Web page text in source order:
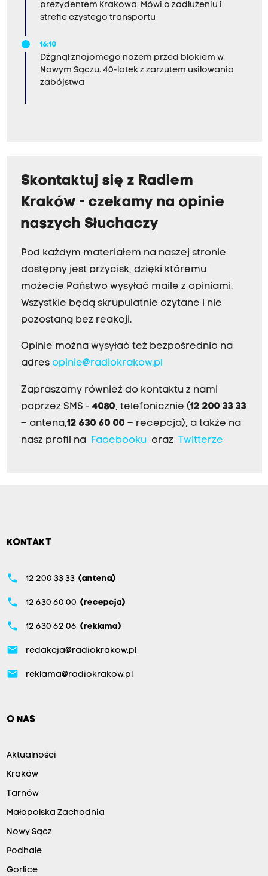
prezydentem Krakowa. Mówi o zadłużeniu i
strefie czystego transportu
16:10
Dźgnął znajomego nożem przed blokiem w
Nowym Sączu. 40-latek z zarzutem usiłowania
zabójstwa
Skontaktuj się z Radiem
Kraków - czekamy na opinie
naszych Słuchaczy
Pod każdym materiałem na naszej stronie
dostępny jest przycisk, dzięki któremu
możecie Państwo wysyłać maile z opiniami.
Wszystkie będą skrupulatnie czytane i nie
pozostaną bez reakcji.
Opinie można wysyłać też bezpośrednio na
adres opinie@radiokrakow.pl
Zapraszamy również do kontaktu z nami
poprzez SMS - 4080, telefonicznie (12 200 33 33
– antena,12 630 60 00 – recepcja), a także na
nasz profil na
Facebookuoraz Twitterze
KONTAKT
phone 12 200 33 33 (antena)
phone 12 630 60 00 (recepcja)
phone 12 630 62 06 (reklama)
email redakcja@radiokrakow.pl
email reklama@radiokrakow.pl
O NAS
Aktualności
Kraków
Tarnów
Małopolska Zachodnia
Nowy Sącz
Podhale
Gorlice